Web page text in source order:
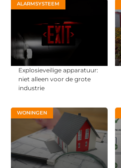
ALARMSYSTEEM
Explosieveilige apparatuur:
niet alleen voor de grote
industrie
WONINGEN